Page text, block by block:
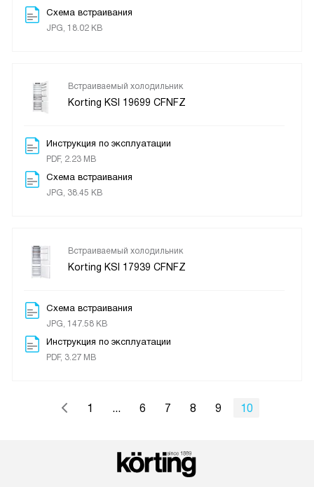
Схема встраивания
JPG, 18.02 KB
Встраиваемый холодильник
Korting KSI 19699 CFNFZ
Инструкция по эксплуатации
PDF, 2.23 MB
Схема встраивания
JPG, 38.45 KB
Встраиваемый холодильник
Korting KSI 17939 CFNFZ
Схема встраивания
JPG, 147.58 KB
Инструкция по эксплуатации
PDF, 3.27 MB
1 ... 6 7 8 9 10